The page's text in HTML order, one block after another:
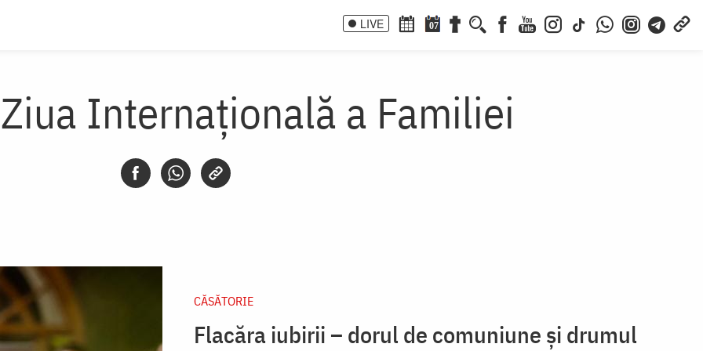
LIVE 07
Internațională a Familiei
CĂSĂTORIE
Flacăra iubirii – dorul de comuniune și drumul